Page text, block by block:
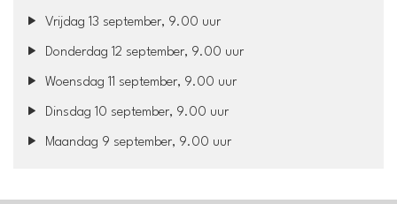
Vrijdag 13 september, 9.00 uur
Donderdag 12 september, 9.00 uur
Woensdag 11 september, 9.00 uur
Dinsdag 10 september, 9.00 uur
Maandag 9 september, 9.00 uur